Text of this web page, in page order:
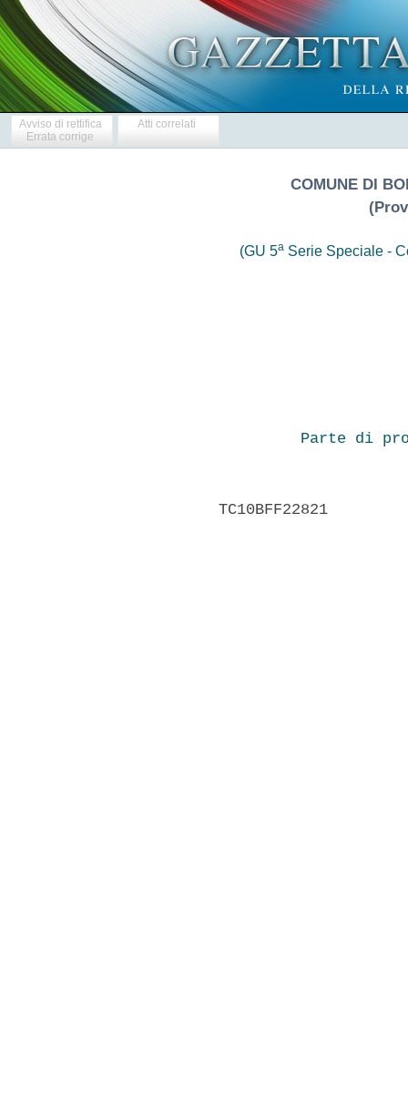
Avviso di rettifica
Errata corrige
Atti correlati
COMUNE DI
(GU 5a Serie Speciale -
Parte di